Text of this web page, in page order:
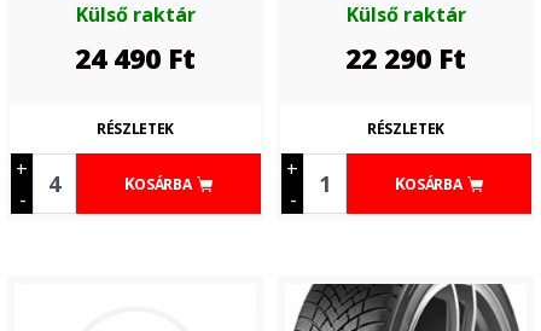
Külső raktár
24 490 Ft
+
-
KOSÁRBA
RÉSZLETEK
Külső raktár
22 290 Ft
+
-
KOSÁRBA
RÉSZLETEK